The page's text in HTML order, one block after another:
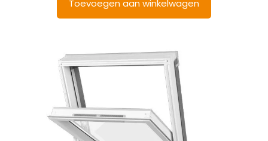
Toevoegen aan winkelwagen